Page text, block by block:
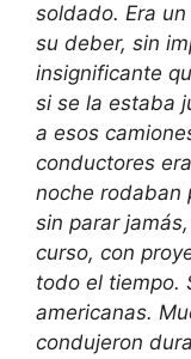
soldado. Era
su deber, sin
insignificante
si se la estaba
a esos
conductores
noche rodaban
sin parar
curso, con
todo el tiempo.
americanas.
condujeron